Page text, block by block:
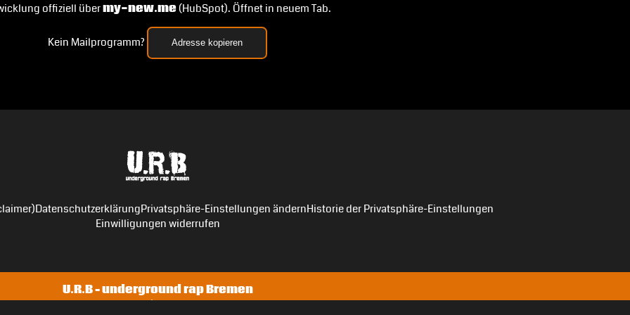
offiziell übermy-new.me(HubSpot). Öffnet in neuem Tab.
Kein Mailprogramm? Adresse kopieren
DatenschutzerklärungPrivatsphäre-Einstellungen ändernHistorie der Privatsphäre-Einstellungen
Einwilligungen widerrufen
U.R.B – underground rap Bremen
Janis Hau | my-new.me